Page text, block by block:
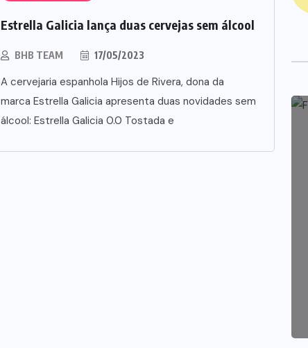
Estrella Galicia lança duas cervejas sem álcool
BHB TEAM 17/05/2023
A cervejaria espanhola Hijos de Rivera, dona da
marca Estrella Galicia apresenta duas novidades sem
álcool: Estrella Galicia 0.0 Tostada e